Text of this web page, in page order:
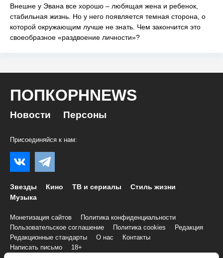
Внешне у Эвана все хорошо – любящая жена и ребенок,
стабильная жизнь. Но у него появляется темная сторона, о
которой окружающим лучше не знать. Чем закончится это
своеобразное «раздвоение личности»?
ПОПКОРНNEWS
Новости Персоны
Присоединяйся к нам:
Звезды Кино ТВ и сериалы
Стиль жизни
Музыка
Монетизация сайтов
Политика конфиденциальности
Пользовательское соглашение
Политика cookies
Редакция
Редакционные стандарты
О нас
Контакты
Написать письмо
18+